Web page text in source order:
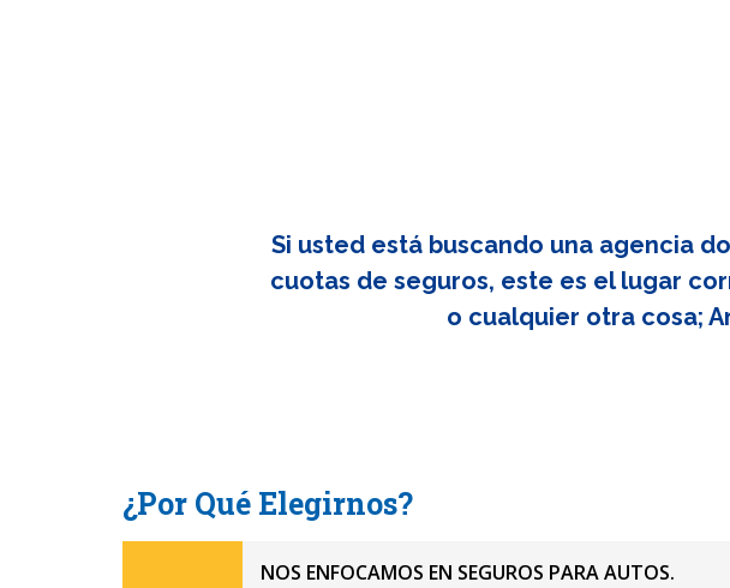
Si usted está buscando una agencia
cuotas de seguros, este es el lugar
o cualquier otra cosa;
¿Por Qué Elegirnos?
NOS ENFOCAMOS EN SEGUROS PARA AUTOS.